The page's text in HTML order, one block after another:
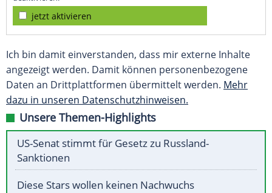
jetzt aktivieren
Ich bin damit einverstanden, dass mir externe Inhalte
angezeigt werden. Damit können personenbezogene
Daten an Drittplattformen übermittelt werden. Mehr
dazu in unseren Datenschutzhinweisen.
Unsere Themen-Highlights
US-Senat stimmt für Gesetz zu Russland-
Sanktionen
Diese Stars wollen keinen Nachwuchs